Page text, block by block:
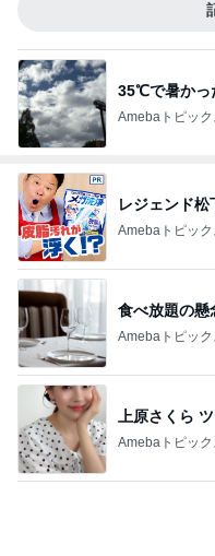
35℃で暑かっ
Amebaトピック
レジェンド松
Amebaトピック
食べ放題の懸
Amebaトピック
上原さくら
Amebaトピック